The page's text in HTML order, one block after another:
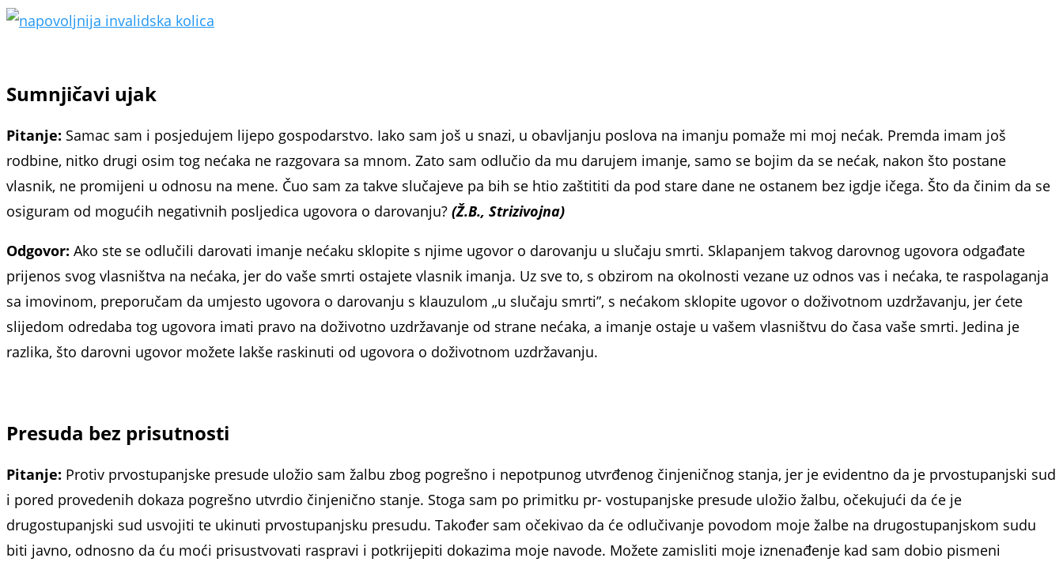
Sumnjičavi ujak
Pitanje: Samac sam i posjedujem lijepo gospodarstvo. Iako sam još u snazi, u obav­ljanju poslova na imanju pomaže mi moj nećak. Premda imam još
rodbine, nitko dru­gi osim tog nećaka ne razgovara sa mnom. Zato sam odlučio da mu darujem imanje, samo se bojim da se nećak, nakon što po­stane
vlasnik, ne promijeni u odnosu na mene. Čuo sam za takve slučajeve pa bih se htio zaštititi da pod stare dane ne ostanem bez igdje ičega. Što da činim da se
osiguram od mogućih negativnih posljedica ugovora o darovanju? (Ž.B., Strizivojna)
Odgovor: Ako ste se odlučili darovati imanje nećaku sklopite s njime ugovor o darovanju u slučaju smrti. Sklapanjem ta­kvog darovnog ugovora odgađate
prijenos svog vlasništva na nećaka, jer do vaše smrti ostajete vlasnik imanja. Uz sve to, s obzirom na okolnosti vezane uz odnos vas i nećaka, te raspolaganja
sa imovinom, preporučam da umjesto ugovora o darovanju s klauzu­lom „u slučaju smrti”, s nećakom sklopite ugovor o doživotnom uzdržavanju, jer ćete
slijedom odredaba tog ugovora imati pravo na doživotno uzdržavanje od strane neća­ka, a imanje ostaje u vašem vlasništvu do časa vaše smrti. Jedina je
razlika, što darovni ugovor možete lakše raskinuti od ugovora o doživotnom uzdržavanju.
Presuda bez prisutnosti
Pitanje: Protiv prvostupanjske presude uložio sam žalbu zbog pogrešno i nepot­punog utvrđenog činjeničnog stanja, jer je evidentno da je prvostupanjski sud
i pored provedenih dokaza pogrešno utvrdio či­njenično stanje. Stoga sam po primitku pr- vostupanjske presude uložio žalbu, očeku­jući da će je
drugostupanjski sud usvojiti te ukinuti prvostupanjsku presudu. Također sam očekivao da će odlučivanje povodom moje žalbe na drugostupanjskom sudu
biti javno, odnosno da ću moći prisustvovati raspravi i potkrijepiti dokazima moje navo­de. Možete zamisliti moje iznenađenje kad sam dobio pismeni